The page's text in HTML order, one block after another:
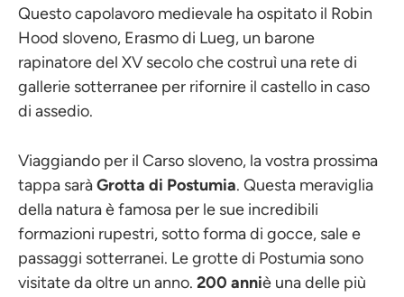
Questo capolavoro medievale ha ospitato il Robin
Hood sloveno, Erasmo di Lueg, un barone
rapinatore del XV secolo che costruì una rete di
gallerie sotterranee per rifornire il castello in caso
di assedio.
Viaggiando per il Carso sloveno, la vostra prossima
tappa saràGrotta di Postumia. Questa meraviglia
della natura è famosa per le sue incredibili
formazioni rupestri, sotto forma di gocce, sale e
passaggi sotterranei. Le grotte di Postumia sono
visitate da oltre un anno. 200 anniè una delle più